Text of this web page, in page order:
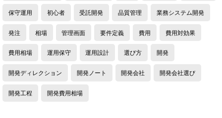
保守運用 初心者 受託開発 品質管理 業務システム開発
発注 相場 管理画面 要件定義 費用 費用対効果
費用相場 運用保守 運用設計 選び方 開発
開発ディレクション 開発ノート 開発会社 開発会社選び
開発工程 開発費用相場